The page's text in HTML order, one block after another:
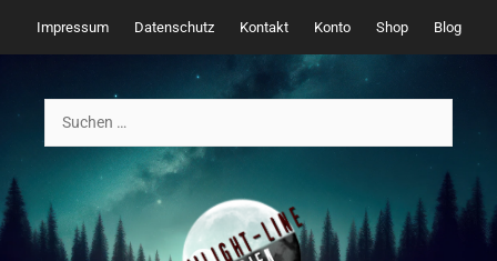
Inhalt
springen
Impressum Datenschutz Kontakt Konto Shop Blog
nach: